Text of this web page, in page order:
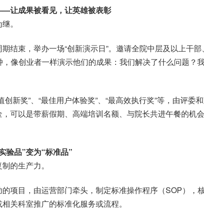
让成果被看见，让英雄被表彰
。
束，举办一场“创新演示日”。邀请全院中层及以上干部
，像创业者一样演示他们的成果：我们解决了什么问题？
奖”、“最佳用户体验奖”、“最高效执行奖”等，由评委
可以是带薪假期、高端培训名额、与院长共进午餐的机
品”变为“标准品”
的生产力。
目，由运营部门牵头，制定标准操作程序（SOP），
关科室推广的标准化服务或流程。